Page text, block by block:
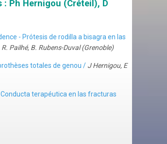
Ph Hernigou (Créteil), D
- Prótesis de rodilla a bisagra en las
Pailhé, B. Rubens-Duval (Grenoble)
totales de genou / J Hernigou, E
terapéutica en las fracturas